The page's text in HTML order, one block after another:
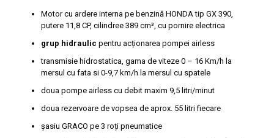
Motor cu ardere interna pe benzină HONDA tip GX 390,
putere 11,8 CP, cilindree 389 cm³, cu pornire electrica
grup hidraulic pentru acționarea pompei airless
transmisie hidrostatica, gama de viteze 0 – 16 Km/h la
mersul cu fata si 0-9,7 km/h la mersul cu spatele
doua pompe airless cu debit maxim 9,5 litri/minut
doua rezervoare de vopsea de aprox. 55 litri fiecare
șasiu GRACO pe 3 roți pneumatice